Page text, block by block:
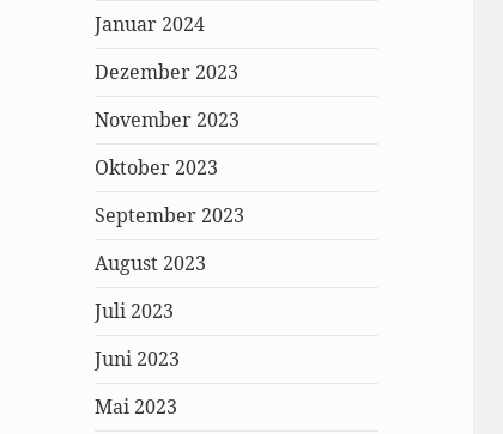
Januar 2024
Dezember 2023
November 2023
Oktober 2023
September 2023
August 2023
Juli 2023
Juni 2023
Mai 2023